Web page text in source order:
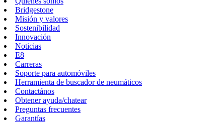
Bridgestone
Misión y valores
Sostenibilidad
Innovación
Noticias
E8
Carreras
Soporte para automóviles
Herramienta de buscador de neumáticos
Contactános
Obtener ayuda/chatear
Preguntas frecuentes
Garantías